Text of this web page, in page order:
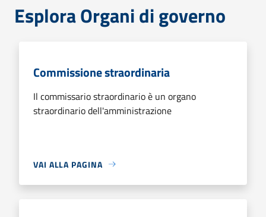
Esplora Organi di governo
Commissione straordinaria
Il commissario straordinario è un organo
straordinario dell'amministrazione
VAI ALLA PAGINA